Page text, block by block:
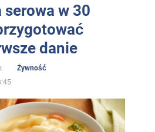
w 30
danie
Żywność